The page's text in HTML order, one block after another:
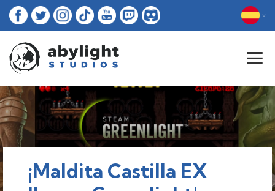
¡Maldita Castilla EX